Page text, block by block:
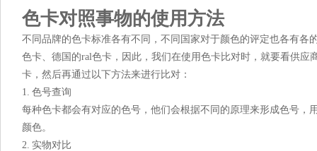
色卡对照事物的使用方法
不同品牌的色卡标准各有不同，不同国家对于颜色的评定也各
色卡、德国的ral色卡，因此，我们在使用色卡比对时，就要看供应
卡，然后再通过以下方法来进行比对：
1. 色号查询
每种色卡都会有对应的色号，他们会根据不同的原理来形成色号，
颜色。
2. 实物对比